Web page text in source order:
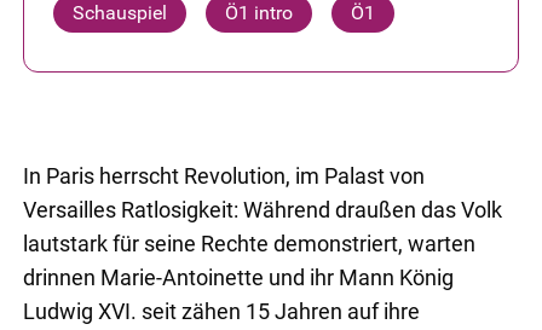
Schauspiel Ö1 intro Ö1
In Paris herrscht Revolution, im Palast von
Versailles Ratlosigkeit: Während draußen das Volk
lautstark für seine Rechte demonstriert, warten
drinnen Marie-Antoinette und ihr Mann König
Ludwig XVI. seit zähen 15 Jahren auf ihre